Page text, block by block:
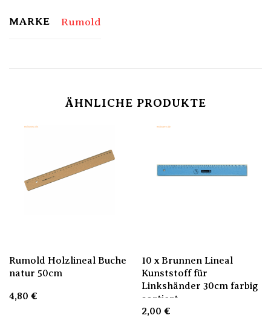
MARKE Rumold
ÄHNLICHE PRODUKTE
Rumold Holzlineal Buche
natur 50cm
4,80 €
10 x Brunnen Lineal
Kunststoff für
Linkshänder 30cm farbig
sortiert
2,00 €